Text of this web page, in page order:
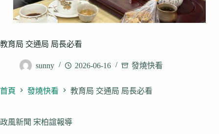
教育局 交通局 局長必看
sunny 2026-06-16 發燒快看
首頁 發燒快看 教育局 交通局 局長必看
政風新聞 宋柏誼報導